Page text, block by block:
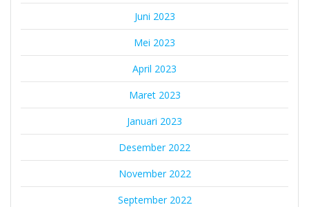
Juni 2023
Mei 2023
April 2023
Maret 2023
Januari 2023
Desember 2022
November 2022
September 2022